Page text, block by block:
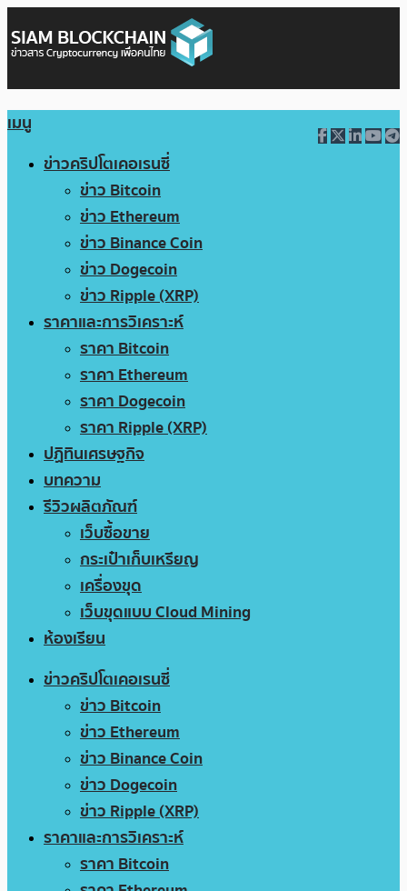
เมนู
ข่าวคริปโตเคอเรนซี่
ข่าว Bitcoin
ข่าว Ethereum
ข่าว Binance Coin
ข่าว Dogecoin
ข่าว Ripple (XRP)
ราคาและการวิเคราะห์
ราคา Bitcoin
ราคา Ethereum
ราคา Dogecoin
ราคา Ripple (XRP)
ปฏิทินเศรษฐกิจ
บทความ
รีวิวผลิตภัณฑ์
เว็บซื้อขาย
กระเป๋าเก็บเหรียญ
เครื่องขุด
เว็บขุดแบบ Cloud Mining
ห้องเรียน
ข่าวคริปโตเคอเรนซี่
ข่าว Bitcoin
ข่าว Ethereum
ข่าว Binance Coin
ข่าว Dogecoin
ข่าว Ripple (XRP)
ราคาและการวิเคราะห์
ราคา Bitcoin